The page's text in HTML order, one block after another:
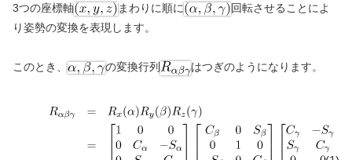
3つの座標軸 まわりに順に
回転させることによ
り姿勢の変換を表現します。
このとき、 の変換行列 はつぎのようになります。